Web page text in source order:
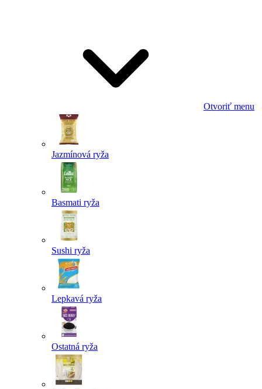
Otvoriť menu
Jazmínová ryža
Basmati ryža
Sushi ryža
Lepkavá ryža
Ostatná ryža